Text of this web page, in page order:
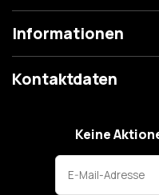
Informationen
Kontaktdaten
Keine